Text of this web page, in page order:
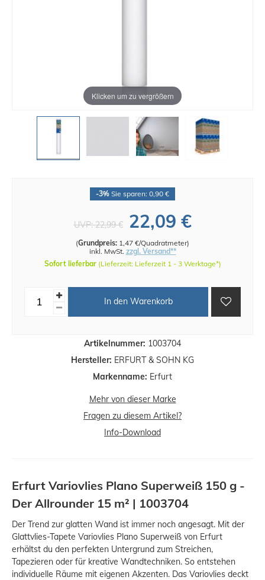
Klicken um zu vergrößern
Artikelnummer: 1003704
Hersteller: ERFURT & SOHN KG
Markenname: Erfurt
-3% Sie sparen: 0,90 €
UVP:22,99 € 22,09 €
(Grundpreis: 1,47 €/Quadratmeter)
inkl. MwSt. zzgl. Versand**
Sofort lieferbar (Lieferzeit: Lieferzeit 1 - 3 Werktage*)
In den Warenkorb
Mehr von dieser Marke
Fragen zu diesem Artikel?
Info-Download
Erfurt Variovlies Plano Superweiß 150 g -
Der Allrounder 15 m² | 1003704
Der Trend zur glatten Wand ist immer noch angesagt. Mit der
Glattvlies-Tapete Variovlies Plano Superweiß von Erfurt
erhältst du den perfekten Untergrund zum Streichen,
Tapezieren oder für kreative Wandtechniken. So entstehen
individuelle Räume mit eigenen Akzenten. Das Variovlies deckt